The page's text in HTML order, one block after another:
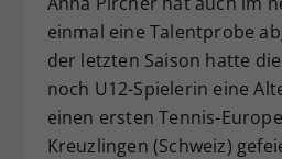
einmal eine Talentprobe
der letzten Saison hatte
noch U12-Spielerin eine
einen ersten Tennis-
Kreuzlingen (Schweiz)
Zweck
Dieser Wert
Einstellungen.
zufällig
historische
vorgenommen
Webseiten-